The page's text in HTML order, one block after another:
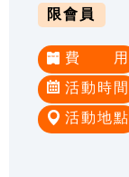
限會員
費 用
活動時間
活動地點